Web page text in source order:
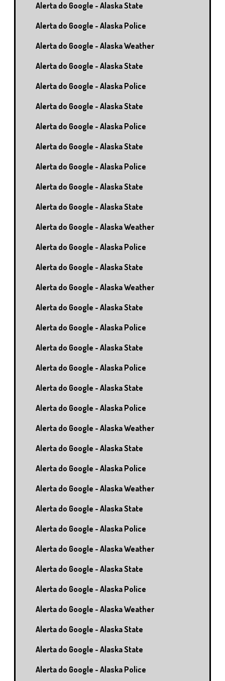
Alerta do Google - Alaska State
Alerta do Google - Alaska Police
Alerta do Google - Alaska Weather
Alerta do Google - Alaska State
Alerta do Google - Alaska Police
Alerta do Google - Alaska State
Alerta do Google - Alaska Police
Alerta do Google - Alaska State
Alerta do Google - Alaska Police
Alerta do Google - Alaska State
Alerta do Google - Alaska State
Alerta do Google - Alaska Weather
Alerta do Google - Alaska Police
Alerta do Google - Alaska State
Alerta do Google - Alaska Weather
Alerta do Google - Alaska State
Alerta do Google - Alaska Police
Alerta do Google - Alaska State
Alerta do Google - Alaska Police
Alerta do Google - Alaska State
Alerta do Google - Alaska Police
Alerta do Google - Alaska Weather
Alerta do Google - Alaska State
Alerta do Google - Alaska Police
Alerta do Google - Alaska Weather
Alerta do Google - Alaska State
Alerta do Google - Alaska Police
Alerta do Google - Alaska Weather
Alerta do Google - Alaska State
Alerta do Google - Alaska Police
Alerta do Google - Alaska Weather
Alerta do Google - Alaska State
Alerta do Google - Alaska State
Alerta do Google - Alaska Police